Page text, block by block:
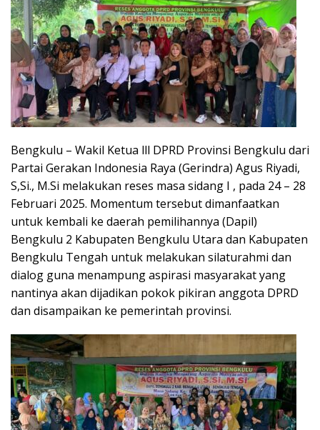
Bengkulu – Wakil Ketua lll DPRD Provinsi Bengkulu dari
Partai Gerakan Indonesia Raya (Gerindra) Agus Riyadi,
S,Si., M.Si melakukan reses masa sidang I , pada 24 – 28
Februari 2025. Momentum tersebut dimanfaatkan
untuk kembali ke daerah pemilihannya (Dapil)
Bengkulu 2 Kabupaten Bengkulu Utara dan Kabupaten
Bengkulu Tengah untuk melakukan silaturahmi dan
dialog guna menampung aspirasi masyarakat yang
nantinya akan dijadikan pokok pikiran anggota DPRD
dan disampaikan ke pemerintah provinsi.